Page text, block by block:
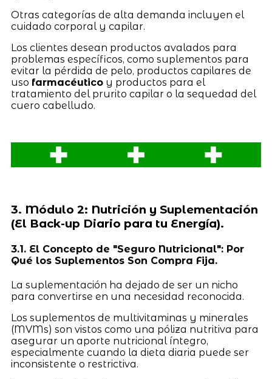
Otras categorías de alta demanda incluyen el
cuidado corporal y capilar.
Los clientes desean productos avalados para
problemas específicos, como suplementos para
evitar la pérdida de pelo, productos capilares de
uso farmacéuticoy productos para el
tratamiento del prurito capilar o la sequedad del
cuero cabelludo.
3. Módulo 2: Nutrición y Suplementación
(El Back-up Diario para tu Energía).
3.1. El Concepto de "Seguro Nutricional": Por
Qué los Suplementos Son Compra Fija.
La suplementación ha dejado de ser un nicho
para convertirse en una necesidad reconocida.
Los suplementos de multivitaminas y minerales
(MVMs) son vistos como una póliza nutritiva para
asegurar un aporte nutricional íntegro,
especialmente cuando la dieta diaria puede ser
inconsistente o restrictiva.